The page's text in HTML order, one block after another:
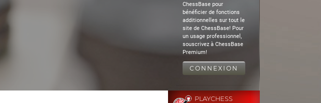
ChessBase pour
bénéficier de fonctions
additionnelles sur tout le
site de ChessBase! Pour
un usage professionnel,
souscrivez à ChessBase
Premium!
CONNEXION
PLAYCHESS